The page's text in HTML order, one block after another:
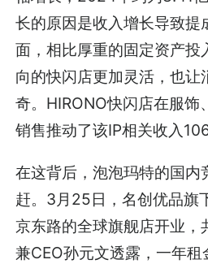
长的原因是收入增长导致提
面，相比厚重的固定资产投
向的快闪店更加灵活，也让
奇。HIRONO快闪店在服饰
销售推动了该IP相关收入
在这背后，泡泡玛特的国内
赶。3月25日，名创优品旗
京东路的全球旗舰店开业，
兼CEO孙元文透露，一年